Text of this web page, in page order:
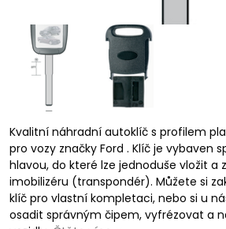
Kvalitní náhradní autoklíč s profilem
pro vozy značky Ford . Klíč je vybaven
hlavou, do které lze jednoduše vložit a
imobilizéru (transpondér). Můžete si
klíč pro vlastní kompletaci, nebo si u
osadit správným čipem, vyfrézovat a